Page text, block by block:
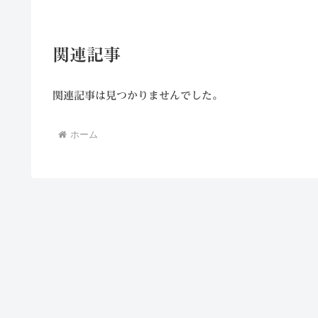
関連記事
関連記事は見つかりませんでした。
ホーム